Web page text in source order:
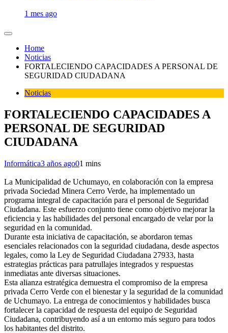
1 mes ago
Home
Noticias
FORTALECIENDO CAPACIDADES A PERSONAL DE
SEGURIDAD CIUDADANA
Noticias
FORTALECIENDO CAPACIDADES A
PERSONAL DE SEGURIDAD
CIUDADANA
Informática3 años ago01 mins
La Municipalidad de Uchumayo, en colaboración con la empresa
privada Sociedad Minera Cerro Verde, ha implementado un
programa integral de capacitación para el personal de Seguridad
Ciudadana. Este esfuerzo conjunto tiene como objetivo mejorar la
eficiencia y las habilidades del personal encargado de velar por la
seguridad en la comunidad.
Durante esta iniciativa de capacitación, se abordaron temas
esenciales relacionados con la seguridad ciudadana, desde aspectos
legales, como la Ley de Seguridad Ciudadana 27933, hasta
estrategias prácticas para patrullajes integrados y respuestas
inmediatas ante diversas situaciones.
Esta alianza estratégica demuestra el compromiso de la empresa
privada Cerro Verde con el bienestar y la seguridad de la comunidad
de Uchumayo. La entrega de conocimientos y habilidades busca
fortalecer la capacidad de respuesta del equipo de Seguridad
Ciudadana, contribuyendo así a un entorno más seguro para todos
los habitantes del distrito.